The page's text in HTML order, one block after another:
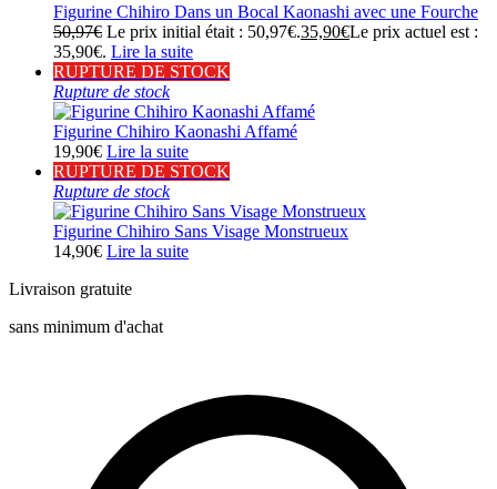
Figurine Chihiro Dans un Bocal Kaonashi avec une Fourche
50,97€ Le prix initial était : 50,97€.35,90€Le prix actuel est :
35,90€. Lire la suite
RUPTURE DE STOCK
Rupture de stock
Figurine Chihiro Kaonashi Affamé
19,90€ Lire la suite
RUPTURE DE STOCK
Rupture de stock
Figurine Chihiro Sans Visage Monstrueux
14,90€ Lire la suite
Livraison gratuite
sans minimum d'achat